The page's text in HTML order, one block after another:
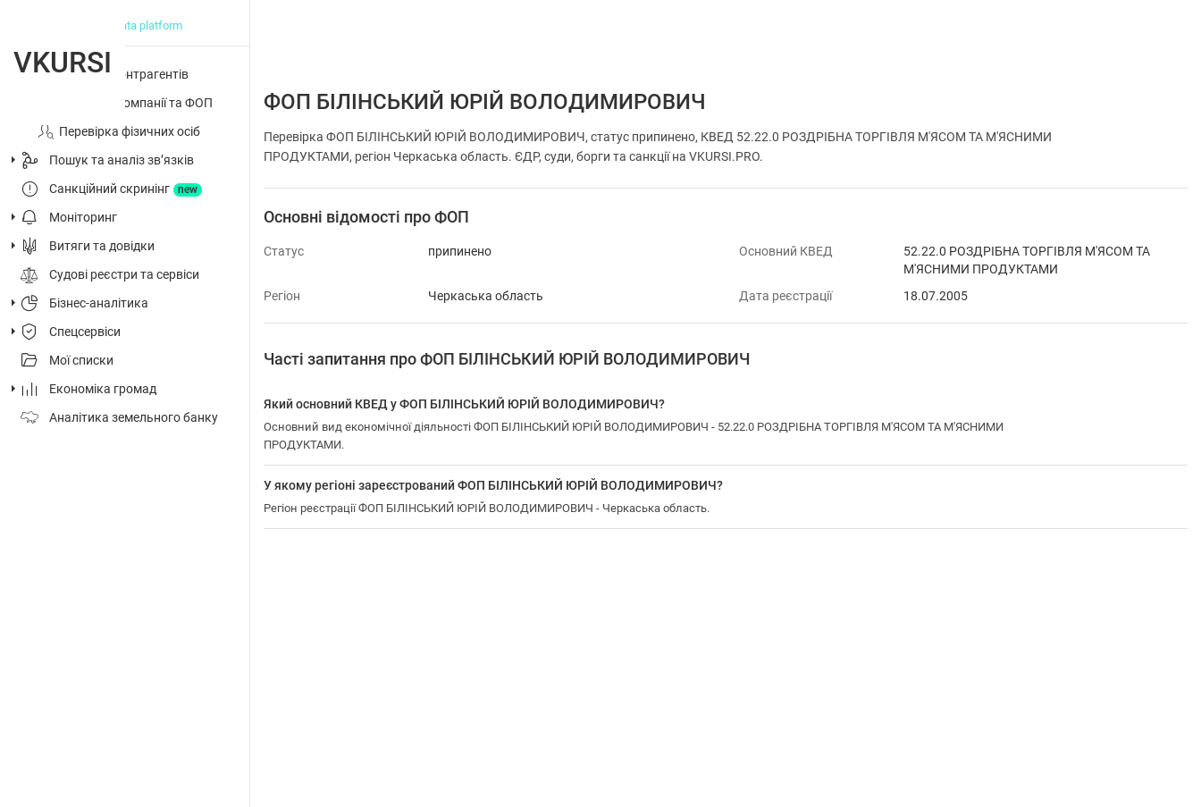
big data platform
Перевірка контрагентів
Досьє на компанії та ФОП
Перевірка фізичних осіб
Пошук та аналіз звʼязків
Санкційний скринінг
new
Моніторинг
Витяги та довідки
Судові реєстри та сервіси
Бізнес-аналітика
Спецсервіси
Мої списки
Економіка громад
Аналітика земельного банку
ФОП БІЛІНСЬКИЙ ЮРІЙ ВОЛОДИМИРОВИЧ
Перевірка ФОП БІЛІНСЬКИЙ ЮРІЙ ВОЛОДИМИРОВИЧ, статус припинено, КВЕД 52.22.0 РОЗДРІБНА ТОРГІВЛЯ М'ЯСОМ ТА М'ЯСНИМИ
ПРОДУКТАМИ, регіон Черкаська область. ЄДР, суди, борги та санкції на VKURSI.PRO.
Основні відомості про ФОП
Статус припинено Основний КВЕД
52.22.0 РОЗДРІБНА ТОРГІВЛЯ М'ЯСОМ ТА
М'ЯСНИМИ ПРОДУКТАМИ
Регіон
Черкаська область Дата реєстрації 18.07.2005
Часті запитання про ФОП БІЛІНСЬКИЙ ЮРІЙ ВОЛОДИМИРОВИЧ
Який основний КВЕД у ФОП БІЛІНСЬКИЙ ЮРІЙ ВОЛОДИМИРОВИЧ?
Основний вид економічної діяльності ФОП БІЛІНСЬКИЙ ЮРІЙ ВОЛОДИМИРОВИЧ - 52.22.0 РОЗДРІБНА ТОРГІВЛЯ М'ЯСОМ ТА М'ЯСНИМИ
ПРОДУКТАМИ.
У якому регіоні зареєстрований ФОП БІЛІНСЬКИЙ ЮРІЙ ВОЛОДИМИРОВИЧ?
Регіон реєстрації ФОП БІЛІНСЬКИЙ ЮРІЙ ВОЛОДИМИРОВИЧ - Черкаська область.
VKURSI